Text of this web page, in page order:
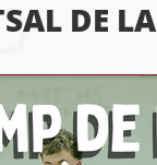
DE LA